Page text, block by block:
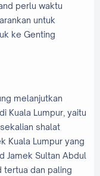
perlu waktu
untuk
ke Genting
melanjutkan
Kuala Lumpur, yaitu
shalat
Kuala Lumpur yang
Jamek Sultan Abdul
tertua dan paling